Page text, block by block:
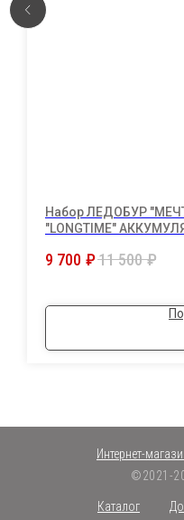
Набор ЛЕДОБУР
"LONGTIME"
130мм/переходник -
9 700 ₽11 500 ₽
©2021-
Каталог
Интернет-